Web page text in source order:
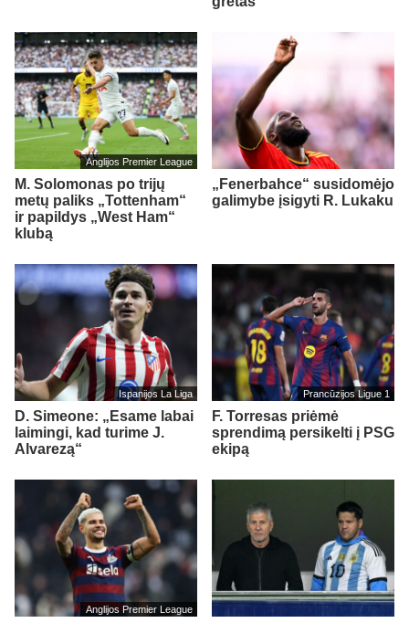
Anglijos Premier League
M. Solomonas po trijų
metų paliks „Tottenham“
ir papildys „West Ham“
klubą
„Fenerbahce“ susidomėjo
galimybe įsigyti R. Lukaku
Ispanijos La Liga
D. Simeone: „Esame labai
laimingi, kad turime J.
Alvarezą“
Prancūzijos Ligue 1
F. Torresas priėmė
sprendimą persikelti į PSG
ekipą
Anglijos Premier League